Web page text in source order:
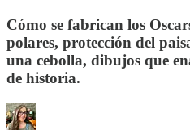
Cómo se fabrican los
polares, protección del
una cebolla, dibujos que
de historia.